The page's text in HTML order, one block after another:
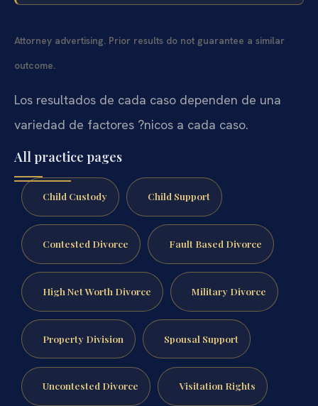
Attorney advertising. Prior results do not guarantee a similar
outcome.
Los resultados de cada caso dependen de una
variedad de factores ?nicos a cada caso.
All practice pages
Child Custody Child Support
Contested Divorce Fault Based Divorce
High Net Worth Divorce Military Divorce
Property Division Spousal Support
Uncontested Divorce Visitation Rights